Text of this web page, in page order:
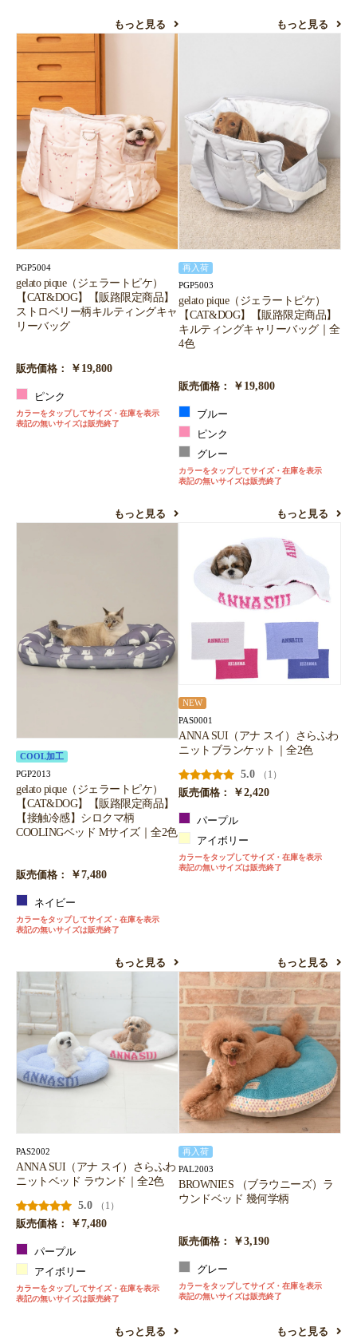
もっと見る もっと見る
PGP5004
gelato pique（ジェラートピケ）
【CAT&DOG】【販路限定商品】
ストロベリー柄キルティングキャ
リーバッグ
販売価格： ￥19,800
ピンク
カラーをタップしてサイズ・在庫を表示
表記の無いサイズは販売終了
もっと見る
再入荷
PGP5003
gelato pique（ジェラートピケ）
【CAT&DOG】【販路限定商品】
キルティングキャリーバッグ｜全
4色
販売価格： ￥19,800
ブルー
ピンク
グレー
カラーをタップしてサイズ・在庫を表示
表記の無いサイズは販売終了
もっと見る
COOL加工
PGP2013
gelato pique（ジェラートピケ）
【CAT&DOG】【販路限定商品】
【接触冷感】シロクマ柄
COOLINGベッド Mサイズ｜全2色
販売価格： ￥7,480
ネイビー
カラーをタップしてサイズ・在庫を表示
表記の無いサイズは販売終了
もっと見る
NEW
PAS0001
ANNA SUI（アナ スイ）さらふわ
ニットブランケット｜全2色
5.0
（1）
販売価格：
￥2,420
パープル
アイボリー
カラーをタップしてサイズ・在庫を表示
表記の無いサイズは販売終了
もっと見る
PAS2002
ANNA SUI（アナ スイ）さらふわ
ニットベッド ラウンド｜全2色
5.0
（1）
販売価格：
￥7,480
パープル
アイボリー
カラーをタップしてサイズ・在庫を表示
表記の無いサイズは販売終了
もっと見る
再入荷
PAL2003
BROWNIES （ブラウニーズ）ラ
ウンドベッド 幾何学柄
販売価格： ￥3,190
グレー
カラーをタップしてサイズ・在庫を表示
表記の無いサイズは販売終了
もっと見る